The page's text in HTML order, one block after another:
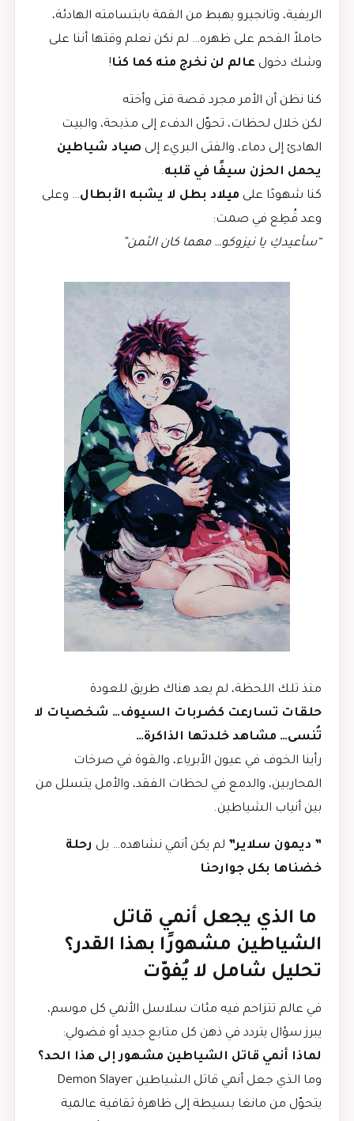
الريفية، وتانجيرو يهبط من القمة بابتسامته الهادئة،
حاملاً الفحم على ظهره… لم نكن نعلم وقتها أننا على
وشك دخول عالم لن نخرج منه كما كنا!
كنا نظن أن الأمر مجرد قصة فتى وأخته
لكن خلال لحظات، تحوّل الدفء إلى مذبحة، والبيت
الهادئ إلى دماء، والفتى البريء إلى صياد شياطين
يحمل الحزن سيفًا في قلبه.
كنا شهودًا على ميلاد بطل لا يشبه الأبطال… وعلى
وعد قُطِع في صمت:
“سأعيدكِ يا نيزوكو… مهما كان الثمن”
منذ تلك اللحظة، لم يعد هناك طريق للعودة
حلقات تسارعت كضربات السيوف… شخصيات لا
تُنسى… مشاهد خلدتها الذاكرة…
رأينا الخوف في عيون الأبرياء، والقوة في صرخات
المحاربين، والدمع في لحظات الفقد، والأمل يتسلل من
بين أنياب الشياطين.
” ديمون سلاير” لم يكن أنمي نشاهده… بل رحلة
خضناها بكل جوارحنا
ما الذي يجعل أنمي قاتل
الشياطين مشهورًا بهذا القدر؟
تحليل شامل لا يُفوّت
في عالم تتزاحم فيه مئات سلاسل الأنمي كل موسم،
يبرز سؤال يتردد في ذهن كل متابع جديد أو فضولي:
لماذا أنمي قاتل الشياطين مشهور إلى هذا الحد؟
وما الذي جعل أنمي قاتل الشياطين Demon Slayer
يتحوّل من مانغا بسيطة إلى ظاهرة ثقافية عالمية